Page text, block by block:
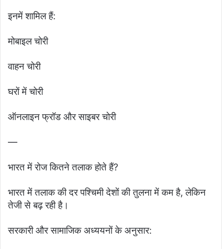
इनमें शामिल हैं:
मोबाइल चोरी
वाहन चोरी
घरों में चोरी
ऑनलाइन फ्रॉड और साइबर चोरी
—
भारत में रोज कितने तलाक होते हैं?
भारत में तलाक की दर पश्चिमी देशों की तुलना में कम है, लेकिन
तेजी से बढ़ रही है।
सरकारी और सामाजिक अध्ययनों के अनुसार: